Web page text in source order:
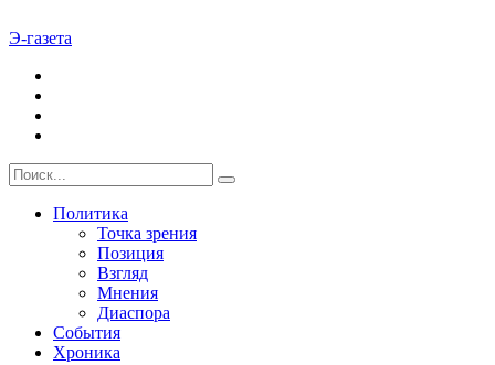
Э-газета
Политика
Точка зрения
Позиция
Взгляд
Мнения
Диаспора
События
Хроника